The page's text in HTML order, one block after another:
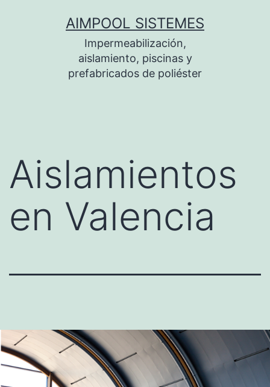
AIMPOOL SISTEMES
Impermeabilización,
aislamiento, piscinas y
prefabricados de poliéster
Aislamientos
en Valencia